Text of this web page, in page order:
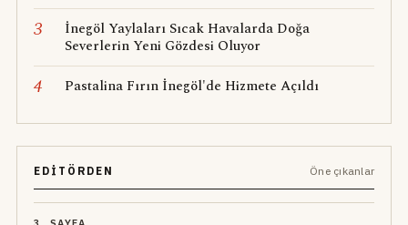
3
İnegöl Yaylaları Sıcak Havalarda Doğa
Severlerin Yeni Gözdesi Oluyor
4 Pastalina Fırın İnegöl'de Hizmete Açıldı
EDITÖRDEN Öne çıkanlar